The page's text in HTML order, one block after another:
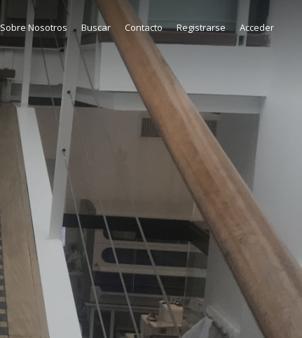
Registrarse Acceder
Sobre Nosotros Buscar Contacto